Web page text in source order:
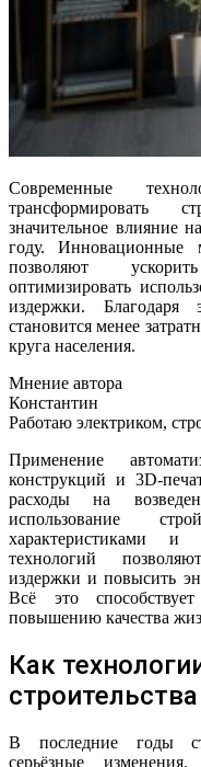
Современные технологии продолжают радикально
трансформировать
значительное влияние
году. Инновационные
позволяют
оптимизировать
издержки. Благодаря
становится менее
круга населения.
Мнение автора
Константин
Работаю электриком,
Применение
конструкций и 3D-
расходы на
использование
характеристиками и
технологий
издержки и повысить
Всё это
повышению качества
Как
В последние годы
серьёзные